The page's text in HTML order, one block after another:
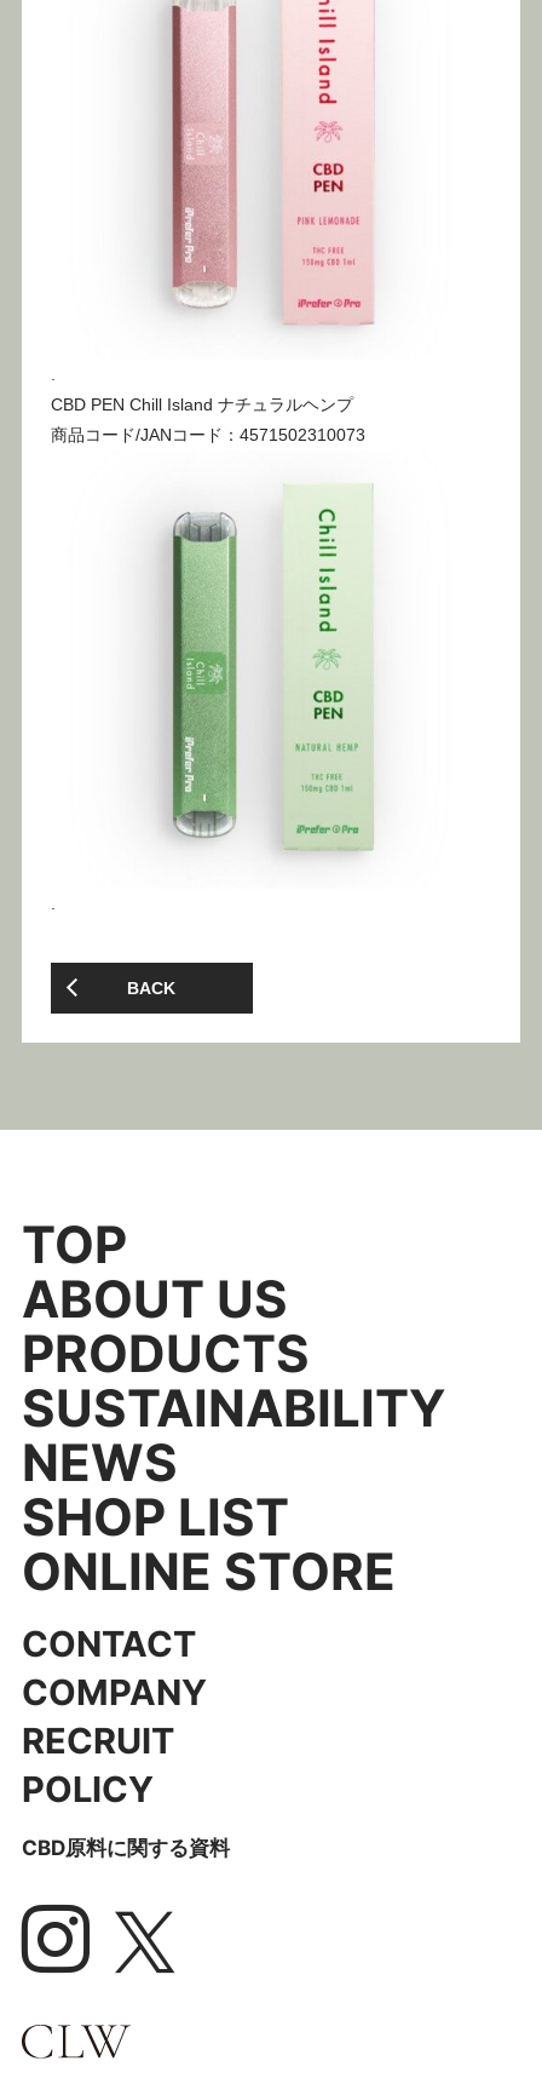
CBD PEN Chill Island ナチュラルヘンプ
商品コード/JANコード：4571502310073
.
BACK
TOP
ABOUT US
PRODUCTS
SUSTAINABILITY
NEWS
SHOP LIST
ONLINE STORE
CONTACT
COMPANY
RECRUIT
POLICY
CBD原料に関する資料